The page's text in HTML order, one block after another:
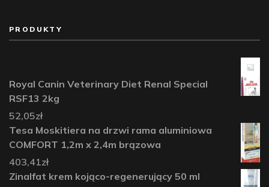
PRODUKTY
Royal Canin Veterinary Diet Renal Special
RSF13 2kg
52,05zł
Tesa Moskitiera na drzwi rama aluminiowa
COMFORT 1,2m x 2,4m brązowa
403,41zł
Zinalfat krem kojąco-regenerujący 50 ml